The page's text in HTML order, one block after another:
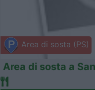
Area di sosta (PS)
Area di sosta a